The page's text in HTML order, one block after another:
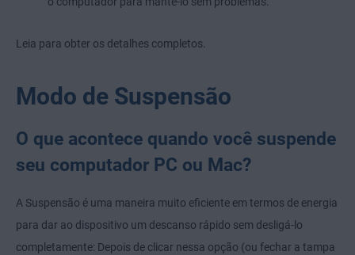
Leia para obter os detalhes completos.
Modo de Suspensão
O que acontece quando você suspende
seu computador PC ou Mac?
A Suspensão é uma maneira muito eficiente em termos de energia
para dar ao dispositivo um descanso rápido sem desligá-lo
completamente: Depois de clicar nessa opção (ou fechar a tampa